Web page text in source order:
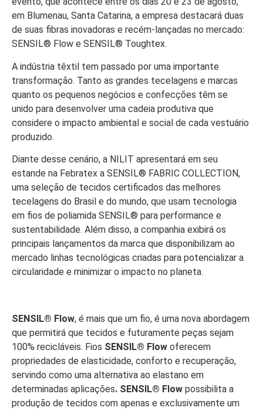
em Blumenau, Santa Catarina, a empresa destacará duas
de suas fibras inovadoras e recém-lançadas no mercado:
SENSIL® Flow e SENSIL® Toughtex.
A indústria têxtil tem passado por uma importante
transformação. Tanto as grandes tecelagens e marcas
quanto os pequenos negócios e confecções têm se
unido para desenvolver uma cadeia produtiva que
considere o impacto ambiental e social de cada vestuário
produzido.
Diante desse cenário, a NILIT apresentará em seu
estande na Febratex a SENSIL® FABRIC COLLECTION,
uma seleção de tecidos certificados das melhores
tecelagens do Brasil e do mundo, que usam tecnologia
em fios de poliamida SENSIL® para performance e
sustentabilidade. Além disso, a companhia exibirá os
principais lançamentos da marca que disponibilizam ao
mercado linhas tecnológicas criadas para potencializar a
circularidade e minimizar o impacto no planeta.
SENSIL® Flow, é mais que um fio, é uma nova abordagem
que permitirá que tecidos e futuramente peças sejam
100% recicláveis. Fios SENSIL® Flow oferecem
propriedades de elasticidade, conforto e recuperação,
servindo como uma alternativa ao elastano em
determinadas aplicações. SENSIL® Flow possibilita a
produção de tecidos com apenas e exclusivamente um